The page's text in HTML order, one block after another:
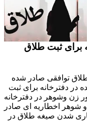
برای ثبت طلاق
توافقی صادر شده
دفترخانه برای ثبت
زن وشوهر در دفترخانه
شوهر اخطاریه ای صادر
شدن صیغه طلاق در